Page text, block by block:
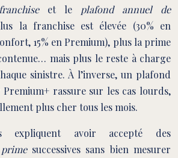
franchiseet le plafond annuel de
la franchise est élevée (30% en
15% en Premium), plus la prime
mais plus le reste à charge
sinistre. À l’inverse, un plafond
rassure sur les cas lourds,
plus cher tous les mois.
expliquent avoir accepté des
successives sans bien mesurer